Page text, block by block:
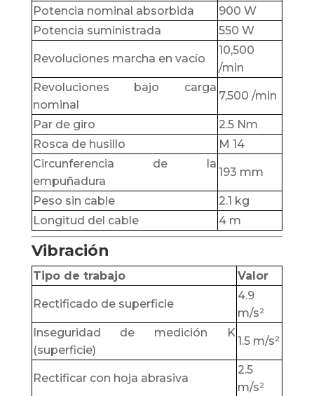
Potencia nominal absorbida
900 W
Potencia suministrada
550 W
Revoluciones marcha en vacío
10,500
/min
Revoluciones bajo carga
nominal
7,500 /min
Par de giro
2.5 Nm
Rosca de husillo
M 14
Circunferencia de la
empuñadura
193 mm
Peso sin cable
2.1 kg
Longitud del cable
4 m
Vibración
Tipo de trabajo Valor
Rectificado de superficie
4.9
m/s²
Inseguridad de medición K
(superficie)
1.5 m/s²
Rectificar con hoja abrasiva
2.5
m/s²